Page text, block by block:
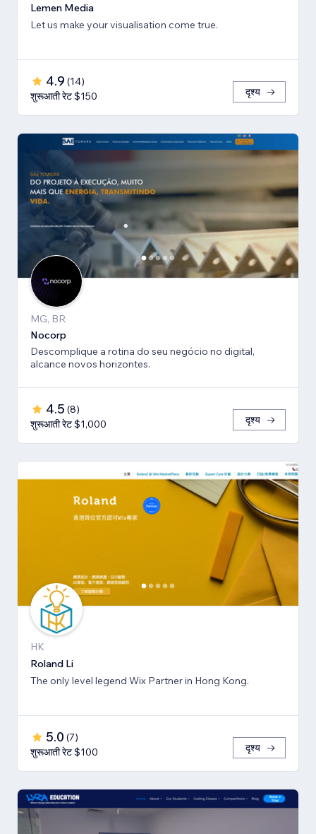
Lemen Media
Let us make your visualisation come true.
4.9 (14)
शुरूआती रेट $150
दृश्य
MG, BR
Nocorp
Descomplique a rotina do seu negócio no digital,
alcance novos horizontes.
4.5 (8)
शुरूआती रेट $1,000
दृश्य
HK
Roland Li
The only level legend Wix Partner in Hong Kong.
5.0 (7)
शुरूआती रेट $100
दृश्य